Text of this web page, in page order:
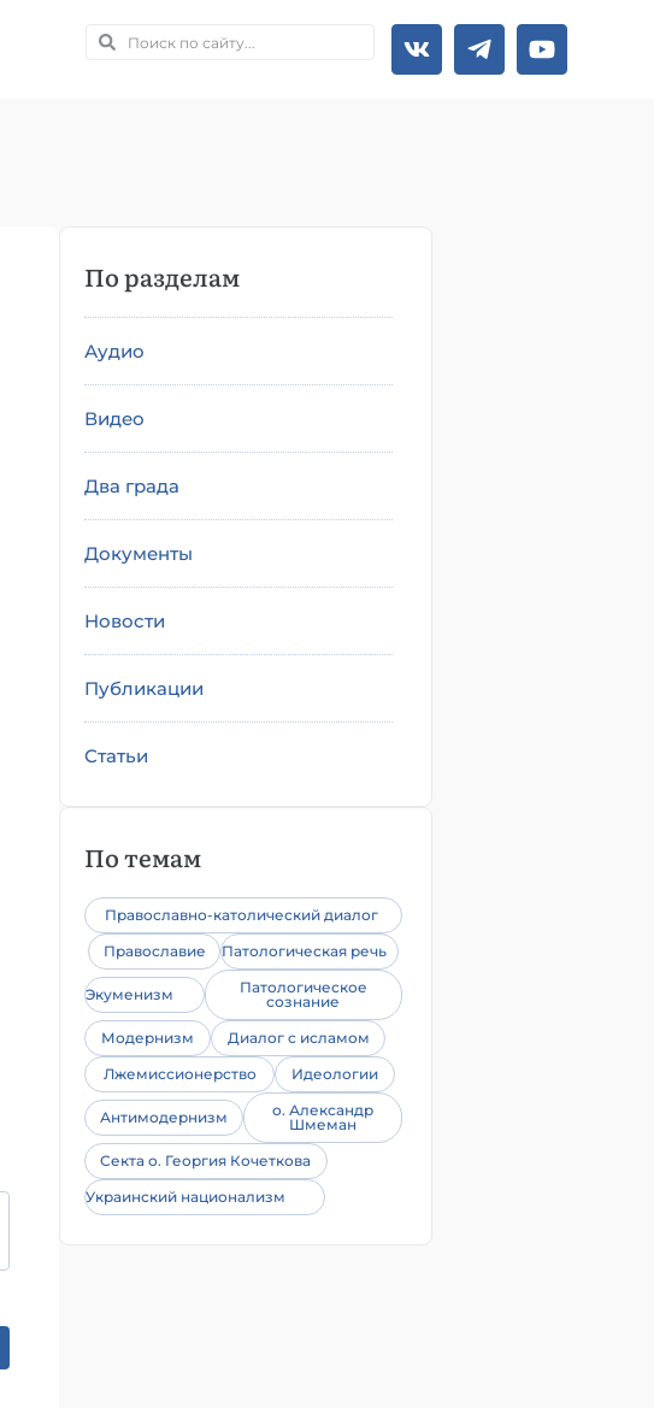
По разделам
Аудио
Видео
Два града
Документы
Новости
Публикации
Статьи
По темам
Православно-католический диалог
Православие
Патологическая речь
Экуменизм
Патологическое
сознание
Модернизм
Диалог с исламом
Лжемиссионерство
Идеологии
Антимодернизм
о. Александр
Шмеман
Секта о. Георгия Кочеткова
Украинский национализм